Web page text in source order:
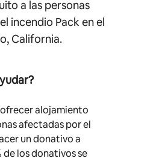
a las personas
incendio Pack en el
California.
ofrecer alojamiento
afectadas por el
un donativo a
de los donativos se